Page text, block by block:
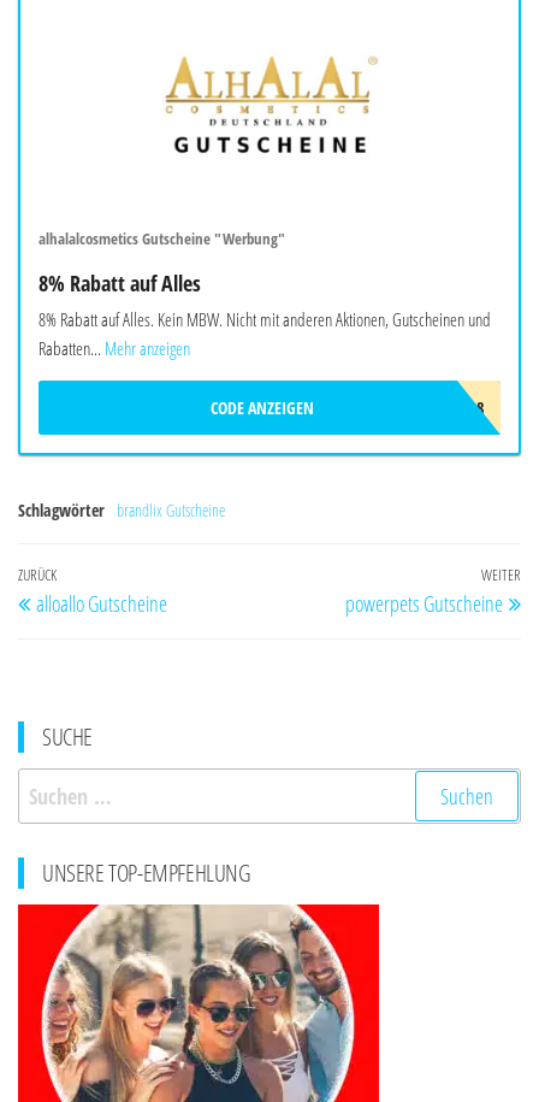
alhalalcosmetics Gutscheine "Werbung"
8% Rabatt auf Alles
8% Rabatt auf Alles. Kein MBW. Nicht mit anderen Aktionen, Gutscheinen und
Rabatten... Mehr anzeigen
ALHALAL8
CODE ANZEIGEN
Schlagwörter brandlix Gutscheine
Beitragsnavigation
Vorheriger
Beitrag
ZURÜCK
alloallo Gutscheine
WEITER
powerpets Gutscheine
SUCHE
Suchen
nach:
UNSERE TOP-EMPFEHLUNG